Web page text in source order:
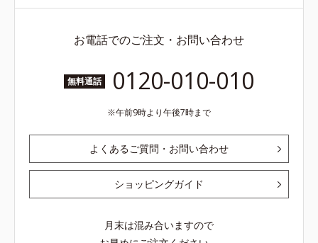
お電話でのご注文・お問い合わせ
無料通話 0120-010-010
午前9時より午後7時まで
よくあるご質問・お問い合わせ
ショッピングガイド
月末は混み合いますので